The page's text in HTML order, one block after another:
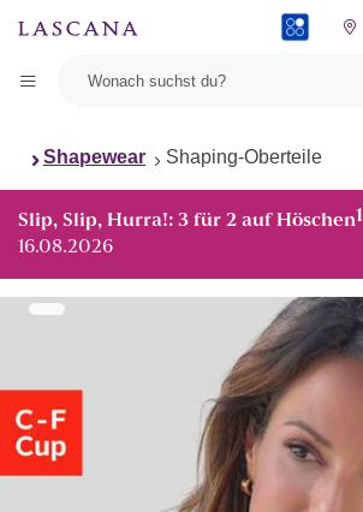
Shapewear Shaping-Oberteile
Slip, Slip, Hurra!: 3 für 2 auf Höschen1
16.08.2026